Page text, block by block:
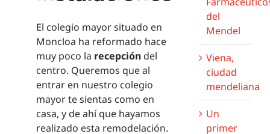
El colegio mayor situado en
Moncloa ha reformado hace
muy poco la recepción del
centro. Queremos que al
entrar en nuestro colegio
mayor te sientas como en
casa, y de ahí que hayamos
realizado esta remodelación.
del
Mendel
Viena,
ciudad
mendeliana
Un
primer